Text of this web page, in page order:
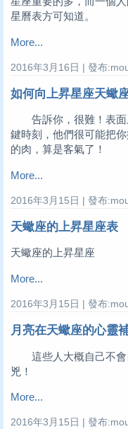
星曆表方可知道。
More...
2016年3月16日 | 發布
如何向上昇星座天蠍
告訴你，很難！表面
鍵時刻，他們很可能把
的肉，算是客氣了！
More...
2016年3月15日 | 發布
天蠍座的上昇星座表
天蠍座的上昇星座
More...
2016年3月15日 | 發布
月亮在天蠍座的心靈
這些人大概自己不會
兇！
More...
2016年3月15日 | 發布